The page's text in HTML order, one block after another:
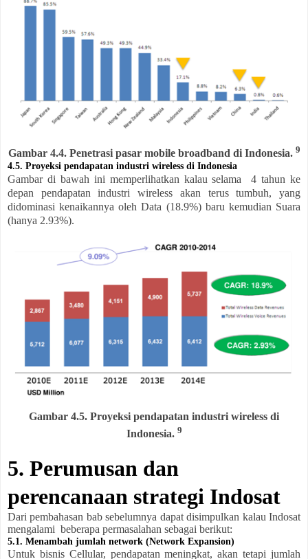
Gambar 4.4. Penetrasi pasar mobile broadband di Indonesia. 9
4.5. Proyeksi pendapatan industri wireless di Indonesia
Gambar di bawah ini memperlihatkan kalau selama 4 tahun ke
depan pendapatan industri wireless akan terus tumbuh, yang
didominasi kenaikannya oleh Data (18.9%) baru kemudian Suara
(hanya 2.93%).
Gambar 4.5. Proyeksi pendapatan industri wireless di
Indonesia. 9
5. Perumusan dan
perencanaan strategi Indosat
Dari pembahasan bab sebelumnya dapat disimpulkan kalau Indosat
mengalami beberapa permasalahan sebagai berikut:
5.1. Menambah jumlah network (Network Expansion)
Untuk bisnis Cellular, pendapatan meningkat, akan tetapi jumlah